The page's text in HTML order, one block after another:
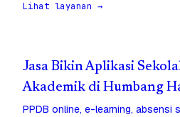
Lihat layanan →
Jasa Bikin Aplikasi
Akademik di Humbang
PPDB online, e-learning, absensi